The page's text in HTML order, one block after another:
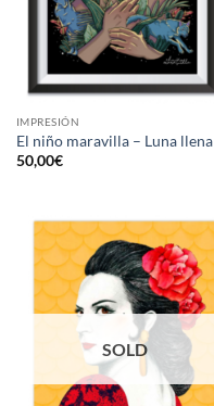
IMPRESIÓN
El niño maravilla – Luna llena
50,00€
SOLD